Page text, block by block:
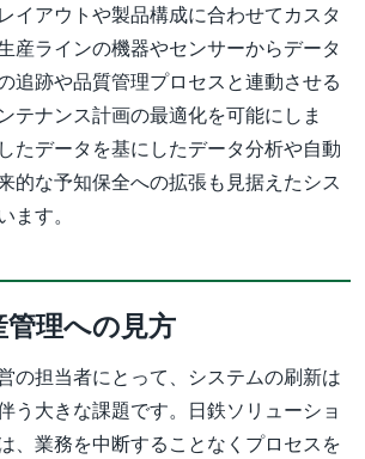
イアウトや製品構成に合わせてカスタ
産ラインの機器やセンサーからデータ
追跡や品質管理プロセスと連動させる
テナンス計画の最適化を可能にしま
たデータを基にしたデータ分析や自動
的な予知保全への拡張も見据えたシス
ます。
理への見方
の担当者にとって、システムの刷新は
う大きな課題です。日鉄ソリューショ
、業務を中断することなくプロセスを